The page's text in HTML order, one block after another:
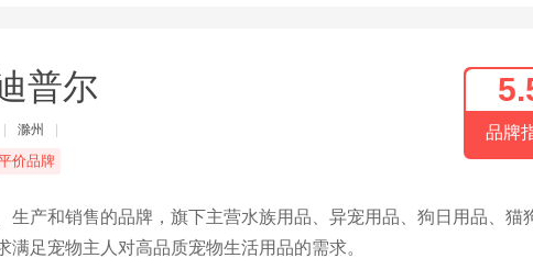
普尔
滁州
价品牌
品牌
生产和销售的品牌，旗下主营水族用品、异宠用品、狗日用品、猫
足宠物主人对高品质宠物生活用品的需求。